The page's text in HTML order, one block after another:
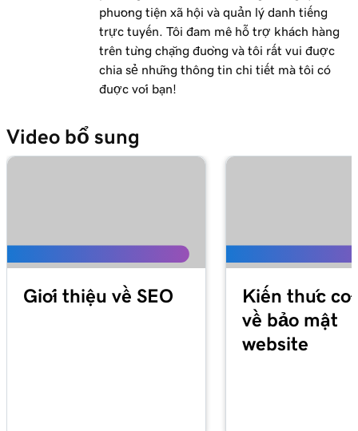
phương tiện xã hội và quản lý danh tiếng
trực tuyến. Tôi đam mê hỗ trợ khách hàng
trên từng chặng đường và tôi rất vui được
chia sẻ những thông tin chi tiết mà tôi có
được với bạn!
Video bổ sung
Giới thiệu về SEO
Kiến thức cơ
về bảo mật
website